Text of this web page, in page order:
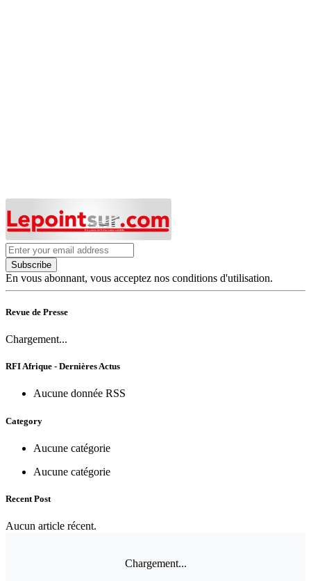
Subscribe
En vous abonnant, vous acceptez nos conditions d'utilisation.
Revue de Presse
Chargement...
RFI Afrique - Dernières Actus
Aucune donnée RSS
Category
Aucune catégorie
Aucune catégorie
Recent Post
Aucun article récent.
Chargement...